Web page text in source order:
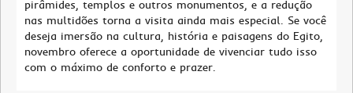
pirâmides, templos e outros monumentos, e a redução
nas multidões torna a visita ainda mais especial. Se você
deseja imersão na cultura, história e paisagens do Egito,
novembro oferece a oportunidade de vivenciar tudo isso
com o máximo de conforto e prazer.